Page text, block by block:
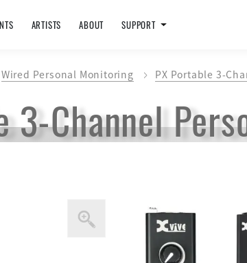
ARTISTS ABOUT SUPPORT
Wired Personal Monitoring PX Portable 3-
3-Channel